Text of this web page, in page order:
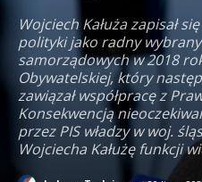
Wojciech Kałuża zapisał
polityki jako radny
samorządowych w 2018
Obywatelskiej, który
zawiązał współpracę z
Konsekwencją
przez PIS władzy w woj.
Wojciecha Kałużę funkcji